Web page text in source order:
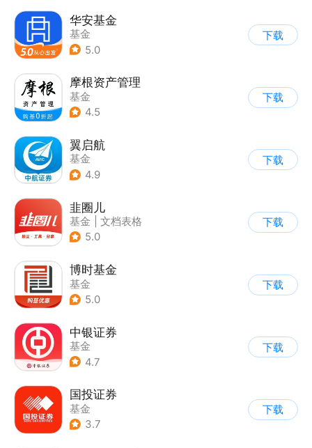
华安基金
基金
5.0
下载
摩根资产管理
基金
4.5
下载
翼启航
基金
4.9
下载
韭圈儿
基金
文档表格
| 计算器
5.0
下载
博时基金
基金
5.0
下载
中银证券
基金
4.7
下载
国投证券
基金
3.7
下载